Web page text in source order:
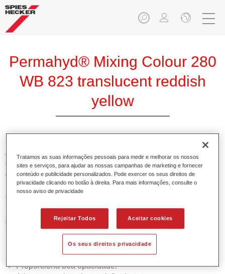
Permahyd® Mixing Colour 280
WB 823 translucent reddish
yellow
A Base Permahyd 280 Perlado é adequada para utilização
com Permahyd Base Bicamada Nacarada 285, um sistema
de base bicamada aquosa de alta qualidade. Está baseada
numa tecnologia especial de dispersão de poliuretano para
cores sólidas e de efeitos.
Características do produto
Permite uma aplicação simples e rápida numa operação
de 1.5 demãos.
Oferece boa estabilidade vertical.
Proporciona boa opacidade.
Tratamos as suas informações pessoais para medir e melhorar os nossos
sites e serviços, para ajudar as nossas campanhas de marketing e fornecer
conteúdo e publicidade personalizados. Pode exercer os seus direitos de
privacidade clicando no botão à direita. Para mais informações, consulte o
nosso aviso de privacidade
Rejeitar Todos Aceitar cookies
Os seus direitos privacidade